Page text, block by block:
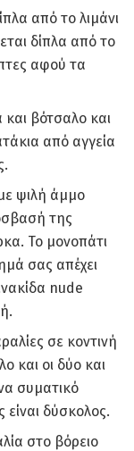
από το λιμάνι
δίπλα από το
αφού τα
βότσαλο και
από αγγεία
ψιλή άμμο
της
Το μονοπάτι
σας απέχει
nude
σε κοντινή
και οι δύο και
συματικό
δύσκολος.
στο βόρειο